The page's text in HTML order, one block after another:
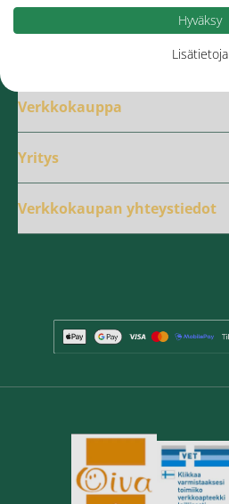
Verkkokauppa
Yritys
Verkkokaupan yhteystiedot
Hyväksy
Lisätietoja